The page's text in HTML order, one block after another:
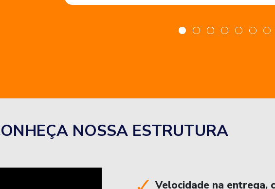
NOSSA ESTRUTURA
Velocidade na entrega,